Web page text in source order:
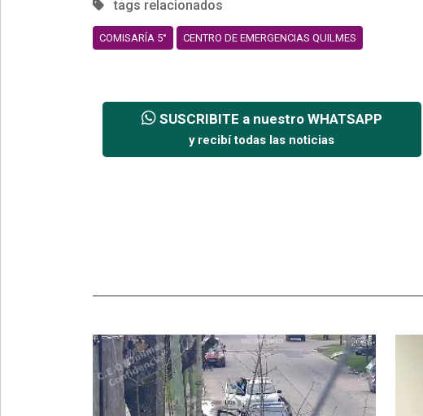
tags relacionados
COMISARÍA 5° CENTRO DE EMERGENCIAS QUILMES
SUSCRIBITE a nuestro WHATSAPP
y recibí todas las noticias